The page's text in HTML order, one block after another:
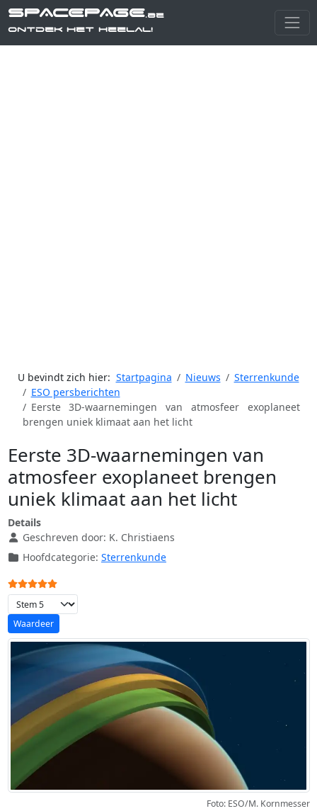
SPACEPAGE.be
Ontdek het heelal!
U bevindt zich hier: Startpagina Nieuws
Sterrenkunde
ESO persberichten
Eerste 3D-waarnemingen van atmosfeer exoplaneet
brengen uniek klimaat aan het licht
Eerste 3D-waarnemingen van
atmosfeer exoplaneet brengen
uniek klimaat aan het licht
Details
Geschreven door: K. Christiaens
Hoofdcategorie: Sterrenkunde
Gebruikerswaardering:
Voeg waardering toe
Foto: ESO/M. Kornmesser